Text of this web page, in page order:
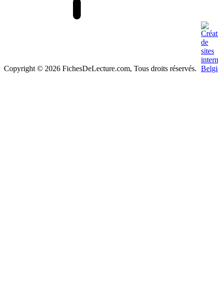
Copyright © 2026 FichesDeLecture.com, Tous droits réservés.